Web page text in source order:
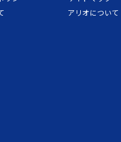
アリオについて